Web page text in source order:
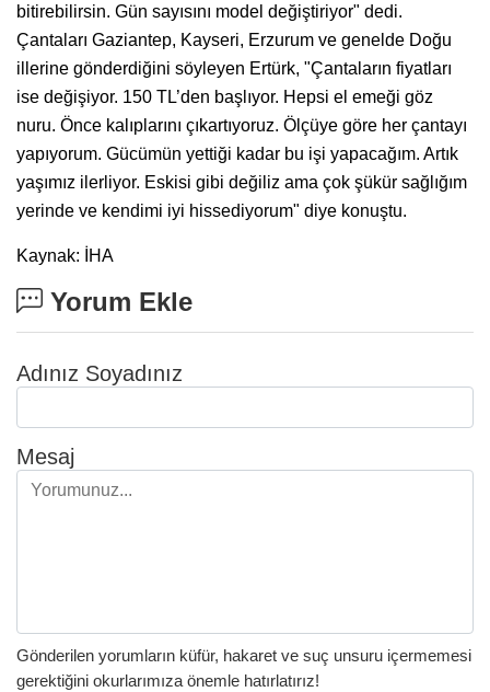
bitirebilirsin. Gün sayısını model değiştiriyor" dedi.
Çantaları Gaziantep, Kayseri, Erzurum ve genelde Doğu
illerine gönderdiğini söyleyen Ertürk, "Çantaların fiyatları
ise değişiyor. 150 TL’den başlıyor. Hepsi el emeği göz
nuru. Önce kalıplarını çıkartıyoruz. Ölçüye göre her çantayı
yapıyorum. Gücümün yettiği kadar bu işi yapacağım. Artık
yaşımız ilerliyor. Eskisi gibi değiliz ama çok şükür sağlığım
yerinde ve kendimi iyi hissediyorum" diye konuştu.
Kaynak: İHA
Yorum Ekle
Adınız Soyadınız
Mesaj
Gönderilen yorumların küfür, hakaret ve suç unsuru içermemesi
gerektiğini okurlarımıza önemle hatırlatırız!